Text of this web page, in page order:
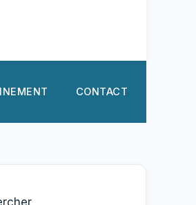
CONTACT